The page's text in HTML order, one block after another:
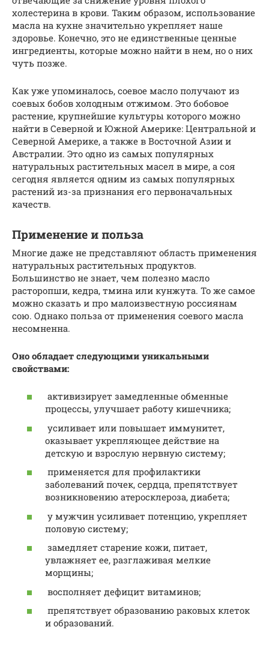
холестерина в крови. Таким образом, использование
масла на кухне значительно укрепляет наше
здоровье. Конечно, это не единственные ценные
ингредиенты, которые можно найти в нем, но о них
чуть позже.
Как уже упоминалось, соевое масло получают из
соевых бобов холодным отжимом. Это бобовое
растение, крупнейшие культуры которого можно
найти в Северной и Южной Америке: Центральной и
Северной Америке, а также в Восточной Азии и
Австралии. Это одно из самых популярных
натуральных растительных масел в мире, а соя
сегодня является одним из самых популярных
растений из-за признания его первоначальных
качеств.
Применение и польза
Многие даже не представляют область применения
натуральных растительных продуктов.
Большинство не знает, чем полезно масло
расторопши, кедра, тмина или кунжута. То же самое
можно сказать и про малоизвестную россиянам
сою. Однако польза от применения соевого масла
несомненна.
Оно обладает следующими уникальными
свойствами:
активизирует замедленные обменные
процессы, улучшает работу кишечника;
усиливает или повышает иммунитет,
оказывает укрепляющее действие на
детскую и взрослую нервную систему;
применяется для профилактики
заболеваний почек, сердца, препятствует
возникновению атеросклероза, диабета;
у мужчин усиливает потенцию, укрепляет
половую систему;
замедляет старение кожи, питает,
увлажняет ее, разглаживая мелкие
морщины;
восполняет дефицит витаминов;
препятствует образованию раковых клеток
и образований.